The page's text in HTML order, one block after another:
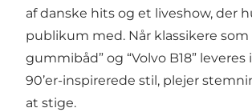
af danske hits og et liveshow, der
publikum med. Når klassikere som
gummibåd” og “Volvo B18” leveres
90’er-inspirerede stil, plejer
at stige.